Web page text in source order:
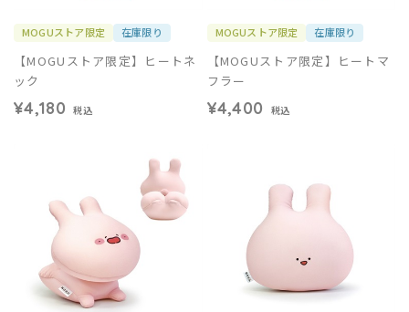
MOGUストア限定 在庫限り
【MOGUストア限定】ヒートネ
ック
¥4,180 税込
MOGUストア限定 在庫限り
【MOGUストア限定】ヒートマ
フラー
¥4,400 税込